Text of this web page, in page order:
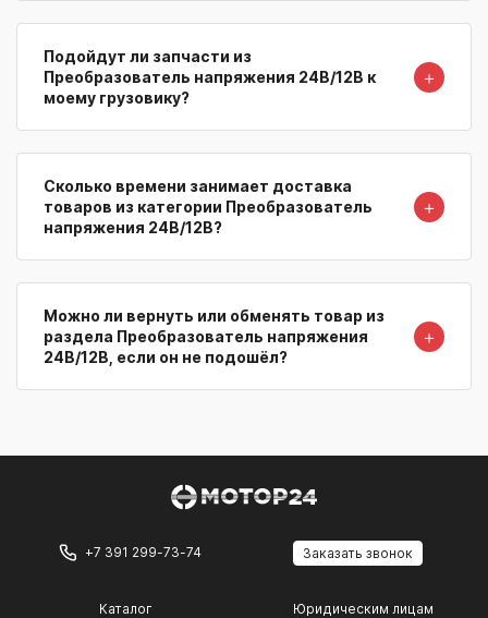
Подойдут ли запчасти из
Преобразователь напряжения 24В/12В к
моему грузовику?
＋
Сколько времени занимает доставка
товаров из категории Преобразователь
напряжения 24В/12В?
＋
Можно ли вернуть или обменять товар из
раздела Преобразователь напряжения
24В/12В, если он не подошёл?
＋
+7 391 299-73-74 Заказать звонок
Каталог Юридическим лицам